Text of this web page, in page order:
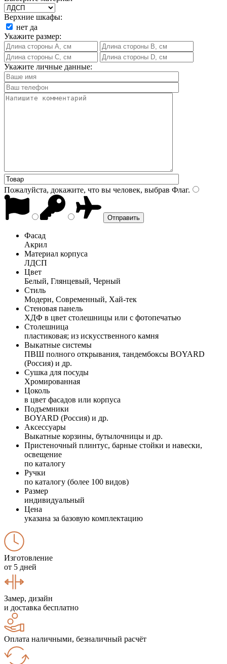
Верхние шкафы:
нет да
Укажите размер:
Укажите личные данные:
Пожалуйста, докажите, что вы человек, выбрав Флаг.
Фасад
Акрил
Материал корпуса
ЛДСП
Цвет
Белый, Глянцевый, Черный
Стиль
Модерн, Современный, Хай-тек
Стеновая панель
ХДФ в цвет столешницы или с фотопечатью
Столешница
пластиковая; из искусственного камня
Выкатные системы
ПВШ полного открывания, тандембоксы BOYARD
(Россия) и др.
Сушка для посуды
Хромированная
Цоколь
в цвет фасадов или корпуса
Подъемники
BOYARD (Россия) и др.
Аксессуары
Выкатные корзины, бутылочницы и др.
Пристеночный плинтус, барные стойки и навески,
освещение
по каталогу
Ручки
по каталогу (более 100 видов)
Размер
индивидуальный
Цена
указана за базовую комплектацию
Изготовление
от 5 дней
Замер, дизайн
и доставка бесплатно
Оплата наличными, безналичный расчёт